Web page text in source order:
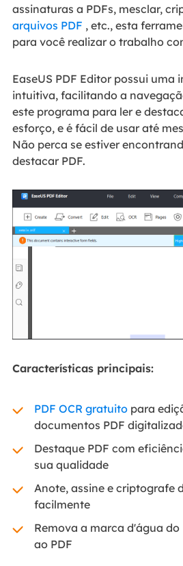
assinaturas a PDFs, mesclar,
arquivos PDF , etc., esta
para você realizar o trabalho
EaseUS PDF Editor possui
intuitiva, facilitando a
este programa para ler e
esforço, e é fácil de usar até
Não perca se estiver
destacar PDF.
Características principais:
PDF OCR gratuitopara
documentos PDF
Destaque PDF com
sua qualidade
Anote, assine e criptografe
facilmente
Remova a marca d'água do
ao PDF